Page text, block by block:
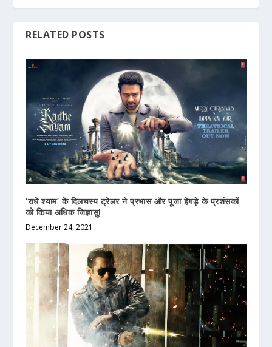
RELATED POSTS
‘राधे श्याम’ के दिलचस्प ट्रेलर ने प्रभास और पूजा हेगड़े के प्रशंसकों
को किया अधिक जिज्ञासु!
December 24, 2021